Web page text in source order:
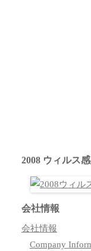
2008 ウィルス
会社情報
会社情報
Company